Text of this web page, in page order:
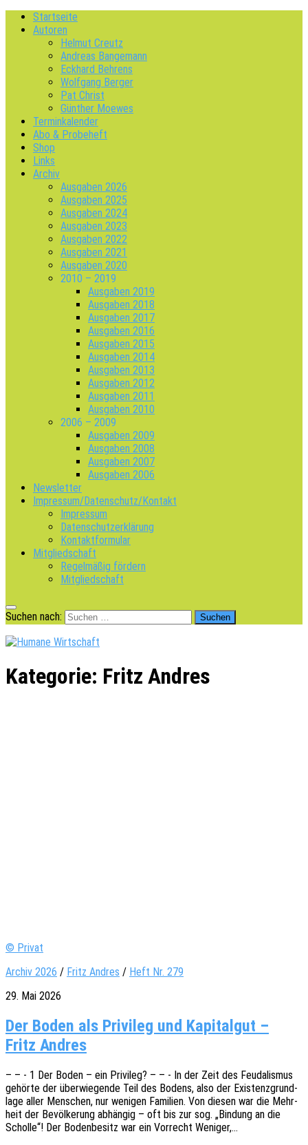
Startseite
Autoren
Helmut Creutz
Andreas Bangemann
Eckhard Behrens
Wolfgang Berger
Pat Christ
Günther Moewes
Terminkalender
Abo & Probeheft
Shop
Links
Archiv
Ausgaben 2026
Ausgaben 2025
Ausgaben 2024
Ausgaben 2023
Ausgaben 2022
Ausgaben 2021
Ausgaben 2020
2010 – 2019
Ausgaben 2019
Ausgaben 2018
Ausgaben 2017
Ausgaben 2016
Ausgaben 2015
Ausgaben 2014
Ausgaben 2013
Ausgaben 2012
Ausgaben 2011
Ausgaben 2010
2006 – 2009
Ausgaben 2009
Ausgaben 2008
Ausgaben 2007
Ausgaben 2006
Newsletter
Impressum/Datenschutz/Kontakt
Impressum
Datenschutzerklärung
Kontaktformular
Mitgliedschaft
Regelmäßig fördern
Mitgliedschaft
Suchen nach:
Kategorie: Fritz Andres
© Privat
Archiv 2026 / Fritz Andres / Heft Nr. 279
29. Mai 2026
Der Boden als Privileg und Kapitalgut –
Fritz Andres
– – - 1 Der Boden – ein Privi­leg? – – - In der Zeit des Feuda­lis­mus
gehör­te der über­wie­gen­de Teil des Bodens, also der Exis­tenz­grund­
la­ge aller Menschen, nur weni­gen Fami­li­en. Von diesen war die Mehr­
heit der Bevöl­ke­rung abhän­gig – oft bis zur sog. „Bindung an die
Schol­le“! Der Boden­be­sitz war ein Vorrecht Weniger,…